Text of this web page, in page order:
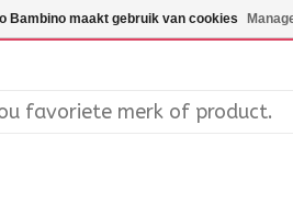
Maandag
Bambino maakt gebruik van cookies